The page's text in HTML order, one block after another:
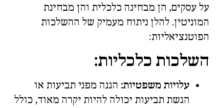
על עסקים, הן מבחינה כלכלית והן מבחינת
המוניטין. להלן ניתוח מעמיק של ההשלכות
הפוטנציאליות:
השלכות כלכליות:
עלויות משפטיות: הגנה מפני תביעות או
הגשת תביעות יכולה להיות יקרה מאוד, כולל